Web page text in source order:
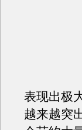
表现出极
越来越突